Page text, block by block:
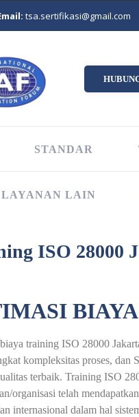
tsa.sertifikasi@gmail.com
STANDAR
LAYANAN LAIN
ISO 28000
training ISO 28000
kompleksitas proses, dan
terbaik. Training ISO
organisasi telah
internasional dalam hal